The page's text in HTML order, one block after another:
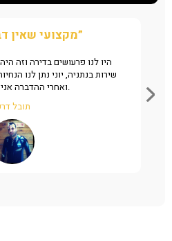
“מקצועי שאין דברים כאלה”
היו לנו פרעושים בדירה וזה
שירות בנתניה, יוני נתן לנו
ואחרי ההדברה אני מרוצה מאוד.
תובל